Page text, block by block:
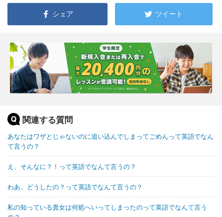
シェア ツイート
関連する質問
あなたはワザとじゃないのに追い込んでしまってごめんって英語でなん
て言うの？
え、そんなに？！って英語でなんて言うの？
わあ、どうしたの？って英語でなんて言うの？
私の知っている貴女は何処へいってしまったのって英語でなんて言う